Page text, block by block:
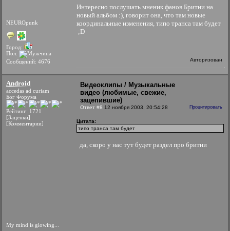
NEUROpunk
Город:
Пол:
Сообщений: 4676
Интересно послушать мненик фанов Бритни на
новый альбом :), говорит она, что там новые
координальные изменения, типо транса там будет
;D
Авторизован
Android
accedas ad curiam
Бог Форума
Рейтинг: 1721
[Заценки]
[Комментарии]
My mind is glowing...
Видеоклипы / Музыкальные
видео (любимые, свежие,
зацепившие)
Ответ #8 12 ноября 2003, 20:54:28 Процитировать
Цитата:
типо транса там будет
да, скоро у нас тут будет раздел про бритни